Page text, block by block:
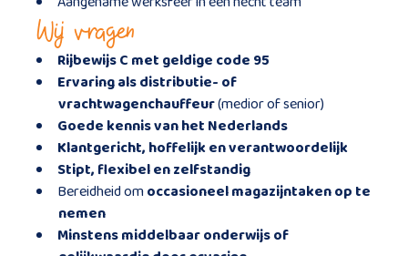
Wij vragen
Rijbewijs C met geldige code 95
Ervaring als distributie- of
vrachtwagenchauffeur(medior of senior)
Goede kennis van het Nederlands
Klantgericht, hoffelijk en verantwoordelijk
Stipt, flexibel en zelfstandig
Bereidheid omoccasioneel magazijntaken op te
nemen
Minstens middelbaar onderwijs of